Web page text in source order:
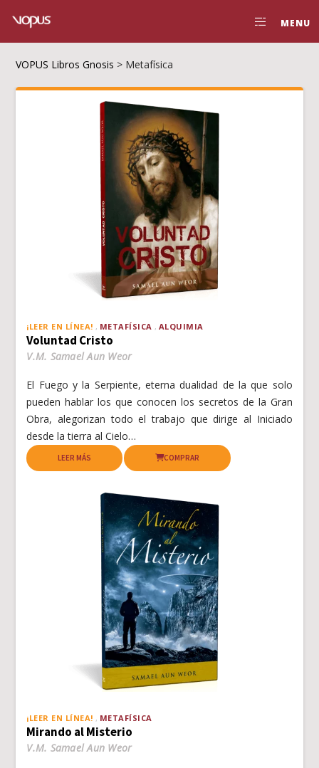
MENU
VOPUS Libros Gnosis > Metafísica
¡LEER EN LÍNEA! METAFÍSICA ALQUIMIA
Voluntad Cristo
V.M. Samael Aun Weor
El Fuego y la Serpiente, eterna dualidad de la que solo
pueden hablar los que conocen los secretos de la Gran
Obra, alegorizan todo el trabajo que dirige al Iniciado
desde la tierra al Cielo…
LEER MÁS COMPRAR
¡LEER EN LÍNEA! METAFÍSICA
Mirando al Misterio
V.M. Samael Aun Weor